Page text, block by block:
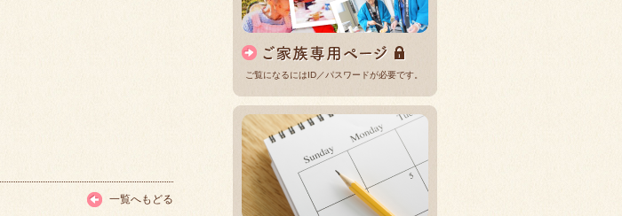
一覧へもどる
ご覧になるにはID／パスワードが必要です。